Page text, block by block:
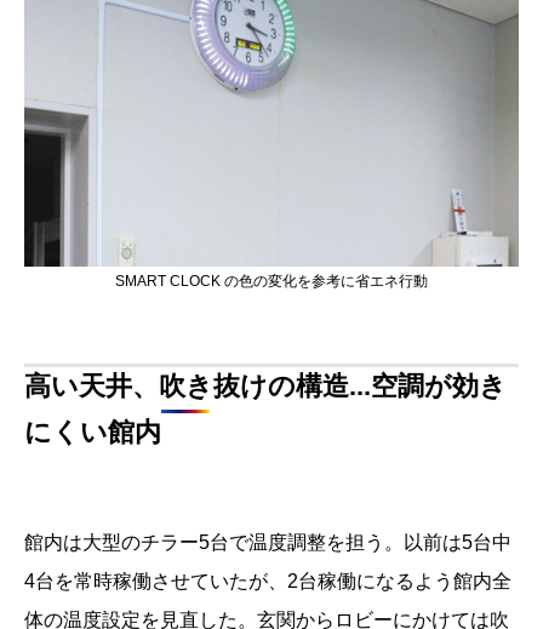
SMART CLOCK の色の変化を参考に省エネ行動
高い天井、吹き抜けの構造...空調が効き
にくい館内
館内は大型のチラー5台で温度調整を担う。以前は5台中
4台を常時稼働させていたが、2台稼働になるよう館内全
体の温度設定を見直した。玄関からロビーにかけては吹